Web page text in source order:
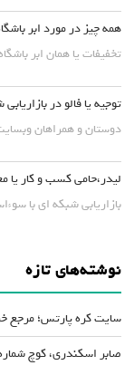
همه چیز در مورد ابر
تخفیفات یا همان ابر
توجیه یا فالو در
دوستان و همراهان
لیدر،حامی کسب و کار
بازاریابی شبکه ای با
نوشته‌های تازه
سایت کره پارتس؛ مرجع
صابر اسکندری، کوچ